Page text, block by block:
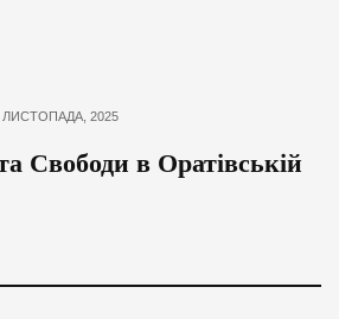
ЛИСТОПАДА, 2025
Свободи в Оратівській